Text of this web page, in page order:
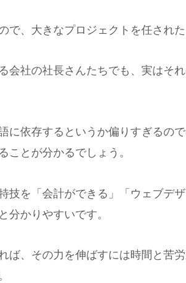
で、大きなプロジェクトを任された
会社の社長さんたちでも、実はそ
に依存するというか偏りすぎるの
ことが分かるでしょう。
技を「会計ができる」「ウェブデ
分かりやすいです。
ば、その力を伸ばすには時間と苦